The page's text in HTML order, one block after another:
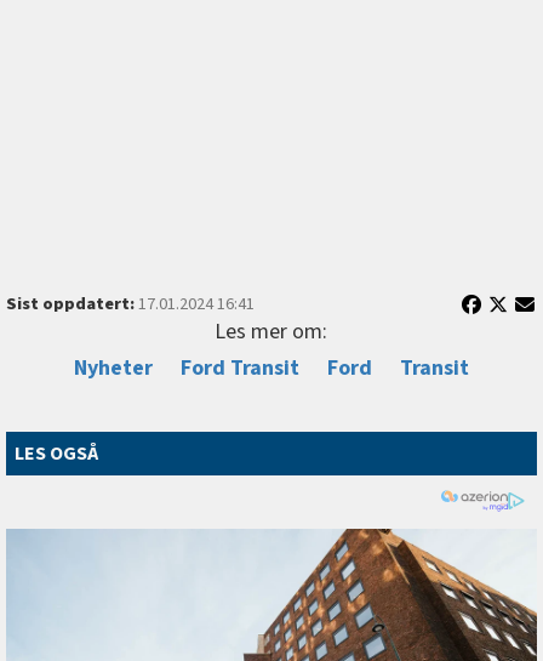
Sist oppdatert:17.01.2024 16:41
Les mer om:
Nyheter
Ford Transit Ford Transit
LES OGSÅ